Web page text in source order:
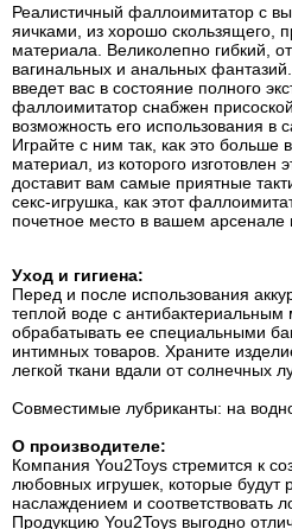
Реалистичный фаллоимитатор с
яичками, из хорошо скользящего,
материала. Великолепно гибкий,
вагинальных и анальных
введет вас в состояние полного
фаллоимитатор снабжен
возможность его использования в
Играйте с ним так, как это больше
материал, из которого изготовлен
доставит вам самые приятные
секс-игрушка, как этот
почетное место в вашем арсенале
Уход и гигиена:
Перед и после использования
теплой воде с
обрабатывать ее специальными
интимных товаров. Храните
легкой ткани вдали от солнечных
Совместимые лубриканты: на
О производителе:
Компания You2Toys стремится к
любовных игрушек, которые будут
наслаждением и соответствовать
Продукцию You2Toys выгодно